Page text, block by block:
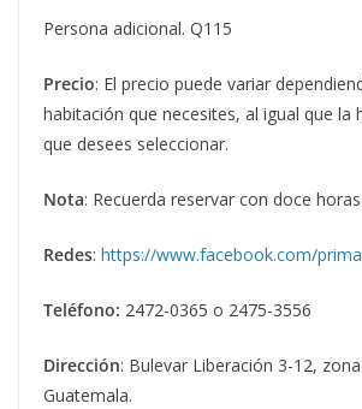
Persona adicional. Q115
Precio: El precio puede variar
habitación que necesites, al igual que la
que desees seleccionar.
Nota: Recuerda reservar con doce
Redes: https://www.facebook.com/
Teléfono: 2472-0365 o 2475-3556
Dirección: Bulevar Liberación 3-12,
Guatemala.